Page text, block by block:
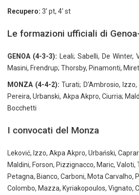
Recupero: 3′ pt, 4′ st
Le formazioni ufficiali di
GENOA (4-3-3): Leali; Sabelli, De Winter,
Masini, Frendrup; Thorsby, Pinamonti,
MONZA (4-4-2): Turati; D’Ambrosio,
Pereira, Urbanski, Akpa Akpro, Ciurria;
Bocchetti
I convocati del Monza
Leković, Izzo, Akpa Akpro, Urbański,
Maldini, Forson, Pizzignacco, Maric, Valoti,
Petagna, Bianco, Carboni, Mota Carvalho,
Colombo, Mazza, Kyriakopoulos, Vignato,